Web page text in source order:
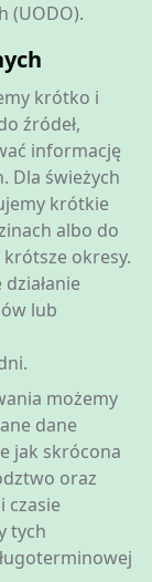
(UODO).
krótko i
źródeł,
informację
Dla świeżych
krótkie
albo do
okresy.
lub
możemy
dane
jak skrócona
oraz
czasie
tych